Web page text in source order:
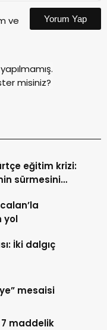
ve
Yorum Yap
misiniz?
eğitim krizi:
sürmesini
yol
İki dalgıç
mesaisi
maddelik